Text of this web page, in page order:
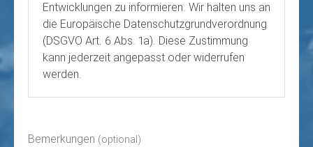
Entwicklungen zu informieren. Wir halten uns an
die Europäische Datenschutzgrundverordnung
(DSGVO Art. 6 Abs. 1a). Diese Zustimmung
kann jederzeit angepasst oder widerrufen
werden.
Bemerkungen (optional)